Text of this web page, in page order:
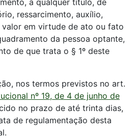
a qualquer título, de
ressarcimento, auxílio,
em virtude de ato ou fato
da pessoa optante,
de que trata o § 1º deste
nos termos previstos no art.
nº 19, de 4 de junho de
no prazo de até trinta dias,
de regulamentação desta